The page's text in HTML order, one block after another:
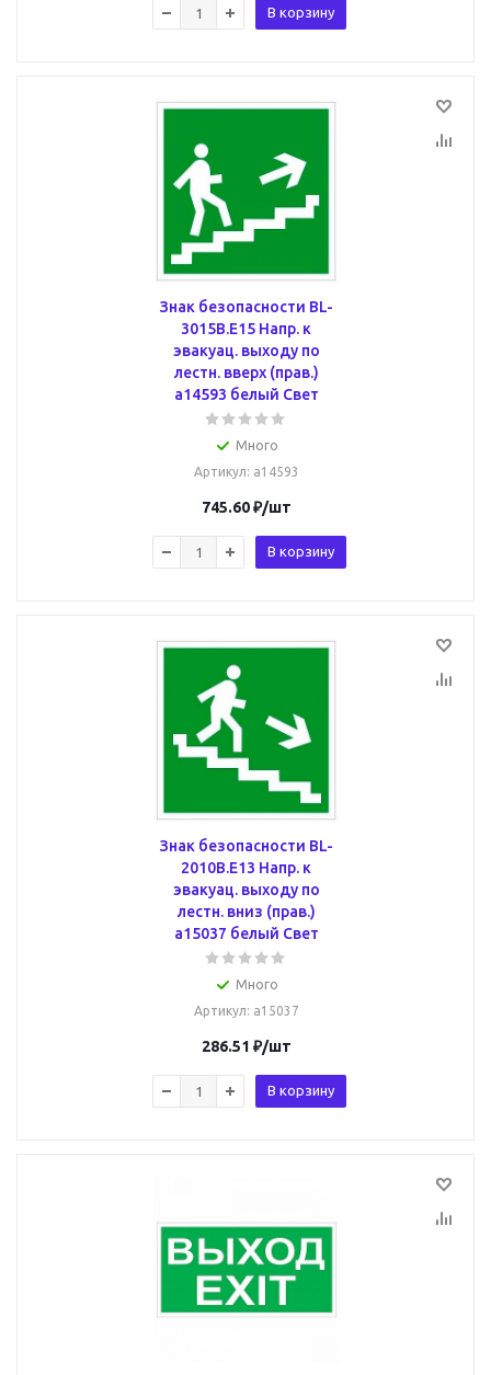
В корзину
Знак безопасности BL-
3015B.E15 Напр. к
эвакуац. выходу по
лестн. вверх (прав.)
a14593 белый Свет
Много
Артикул: a14593
745.60₽/шт
В корзину
Знак безопасности BL-
2010B.E13 Напр. к
эвакуац. выходу по
лестн. вниз (прав.)
a15037 белый Свет
Много
Артикул: a15037
286.51 ₽/шт
В корзину